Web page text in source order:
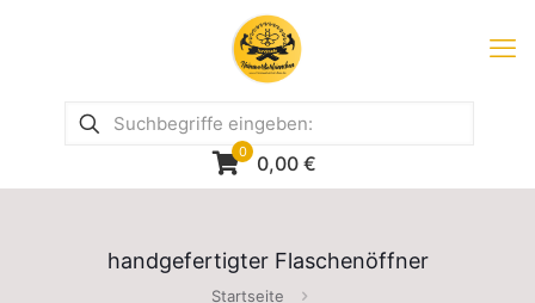
0 0,00 €
handgefertigter Flaschenöffner
Startseite